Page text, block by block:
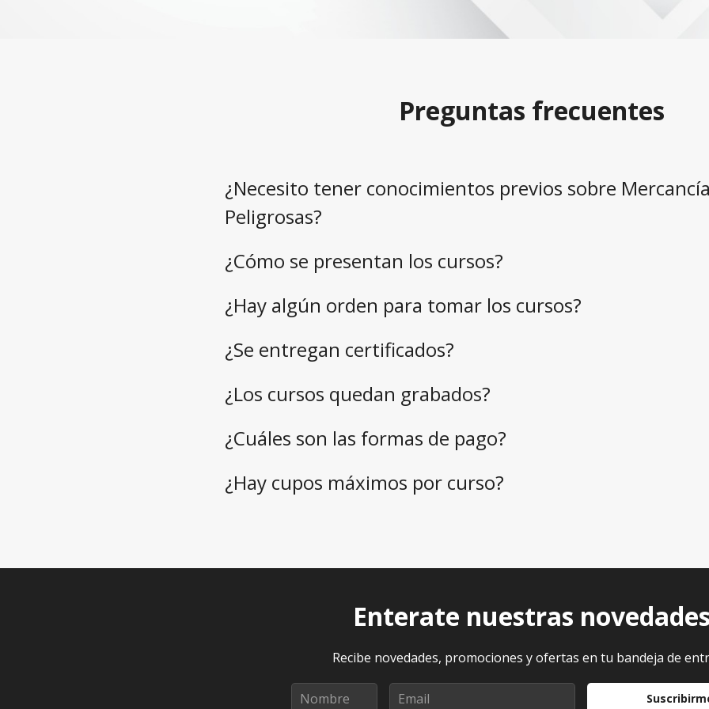
Preguntas frecuentes
¿Necesito tener conocimientos previos sobre
Peligrosas?
¿Cómo se presentan los cursos?
¿Hay algún orden para tomar los cursos?
¿Se entregan certificados?
¿Los cursos quedan grabados?
¿Cuáles son las formas de pago?
¿Hay cupos máximos por curso?
Enterate nuestras
Recibe novedades, promociones y ofertas en tu bandeja de